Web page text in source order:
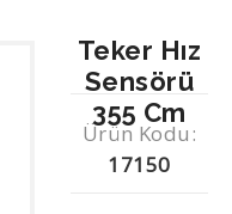
Teker Hız
Sensörü
355 Cm
Ürün Kodu:
17150